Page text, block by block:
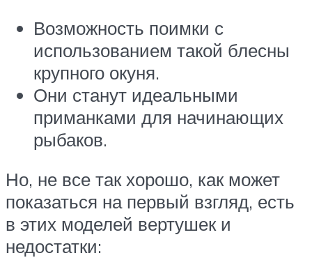
Возможность поимки с
использованием такой блесны
крупного окуня.
Они станут идеальными
приманками для начинающих
рыбаков.
Но, не все так хорошо, как может
показаться на первый взгляд, есть
в этих моделей вертушек и
недостатки: